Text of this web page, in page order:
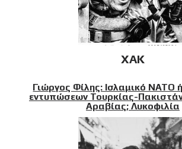
XAK
Γιώργος Φίλης: Ισλαμικό ΝΑΤΟ
εντυπώσεων Τουρκίας-
Αραβίας; Λυκοφιλία